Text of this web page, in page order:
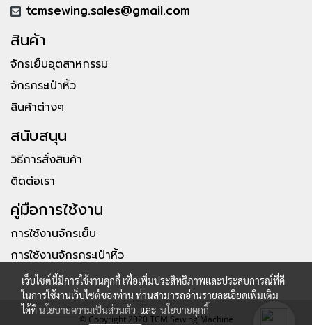
tcmsewing.sales@gmail.com
สินค้า
จักรเย็บอุตสาหกรรม
จักรกระเป๋าหิ้ว
สินค้าต่างๆ
สนับสนุน
วิธีการสั่งสินค้า
ติดต่อเรา
คู่มือการใช้งาน
การใช้งานจักรเย็บ
การใช้งานจักรกระเป๋าหิ้ว
© Copyright 2020 TCM Sewing Machine
เว็บไซต์นี้มีการใช้งานคุกกี้ เพื่อเพิ่มประสิทธิภาพและประสบการณ์ที่ดี
ในการใช้งานเว็บไซต์ของท่าน ท่านสามารถอ่านรายละเอียดเพิ่มเติม
ได้ที่นโยบายความเป็นส่วนตัว และ นโยบายคุกกี้